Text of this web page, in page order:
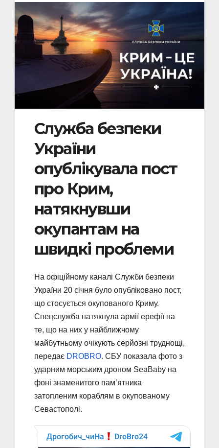
Служба безпеки
України
опублікувала пост
про Крим,
натякнувши
окупантам на
швидкі проблеми
На офіційному каналі Служби безпеки
України 20 січня було опубліковано пост,
що стосується окупованого Криму.
Спецслужба натякнула армії ерефії на
те, що на них у найближчому
майбутньому очікують серйозні труднощі,
передає DROBRO. СБУ показала фото з
ударним морським дроном SeaBaby на
фоні знаменитого пам’ятника
затопленим кораблям в окупованому
Севастополі.